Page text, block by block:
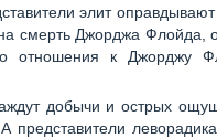
элит
смерть Джорджа Флойда,
отношения к Джорджу
добычи и острых